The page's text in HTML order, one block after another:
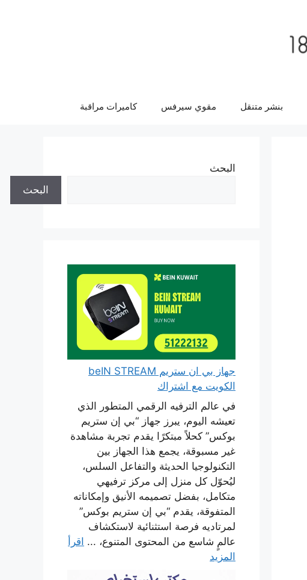
بنشر متنقل مقوي سيرفس كاميرات مراقبة
البحث
البحث
جهاز بي ان ستريم beIN STREAM
الكويت مع اشتراك
في عالم الترفيه الرقمي المتطور الذي
تعيشه اليوم، يبرز جهاز “بي إن ستريم
بوكس” كحلاً مبتكرًا يقدم تجربة مشاهدة
غير مسبوقة، يجمع هذا الجهاز بين
التكنولوجيا الحديثة والتفاعل السلس،
ليُحوّل كل منزل إلى مركز ترفيهي
متكامل، بفضل تصميمه الأنيق وإمكاناته
المتفوقة، يقدم “بي إن ستريم بوكس”
لمرتاديه فرصة استثنائية لاستكشاف
عالمٍ شاسع من المحتوى المتنوع، ... اقرأ
المزيد